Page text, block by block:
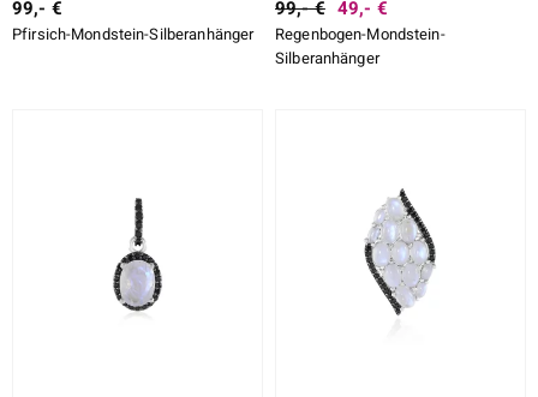
99,- €
Pfirsich-Mondstein-Silberanhänger
99,- € 49,- €
Regenbogen-Mondstein-
Silberanhänger